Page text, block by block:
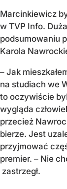
Marcinkiewicz
w TVP Info.
podsumowaniu
Karola
– Jak
na studiach we
to oczywiście
wygląda
przecież
bierze. Jest
przyjmować
premier. – Nie
zastrzegł.